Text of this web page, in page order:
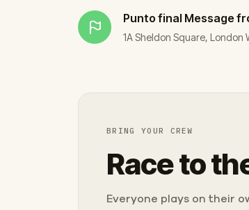
Punto final Message
1A Sheldon Square, London
BRING YOUR CREW
Race to
Everyone plays on their